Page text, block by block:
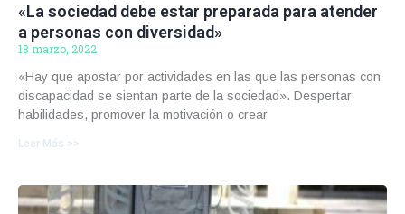
«La sociedad debe estar preparada para atender
a personas con diversidad»
18 marzo, 2022
«Hay que apostar por actividades en las que las personas con
discapacidad se sientan parte de la sociedad». Despertar
habilidades, promover la motivación o crear
Leer Más >>